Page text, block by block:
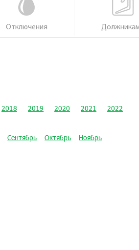
Отключения
2018 2019 2020 2021
2022
Сентябрь Октябрь
Ноябрь